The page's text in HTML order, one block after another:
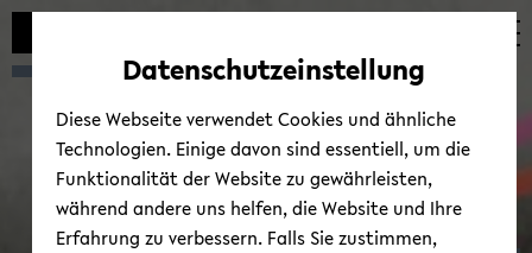
Automatische
vermeiden
zum
wechseln
zum
wechseln
zum
wechseln
Datenschutzeinstellung
Diese Webseite verwendet Cookies und ähnliche
Technologien. Einige davon sind essentiell, um die
Funktionalität der Website zu gewährleisten,
während andere uns helfen, die Website und Ihre
Erfahrung zu verbessern. Falls Sie zustimmen,